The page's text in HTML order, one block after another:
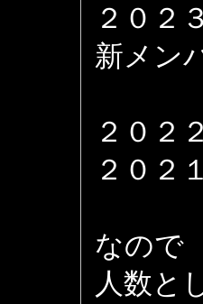
２０２
新メン
２０２
２０２
なので
人数と